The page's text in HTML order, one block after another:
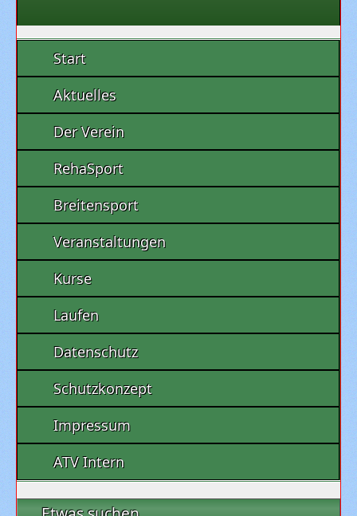
Start
Aktuelles
Der Verein
RehaSport
Breitensport
Veranstaltungen
Kurse
Laufen
Datenschutz
Schutzkonzept
Impressum
ATV Intern